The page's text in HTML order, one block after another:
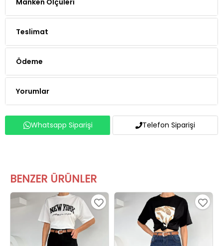
Teslimat
Ödeme
Yorumlar
Whatsapp Siparişi Telefon Siparişi
BENZER ÜRÜNLER